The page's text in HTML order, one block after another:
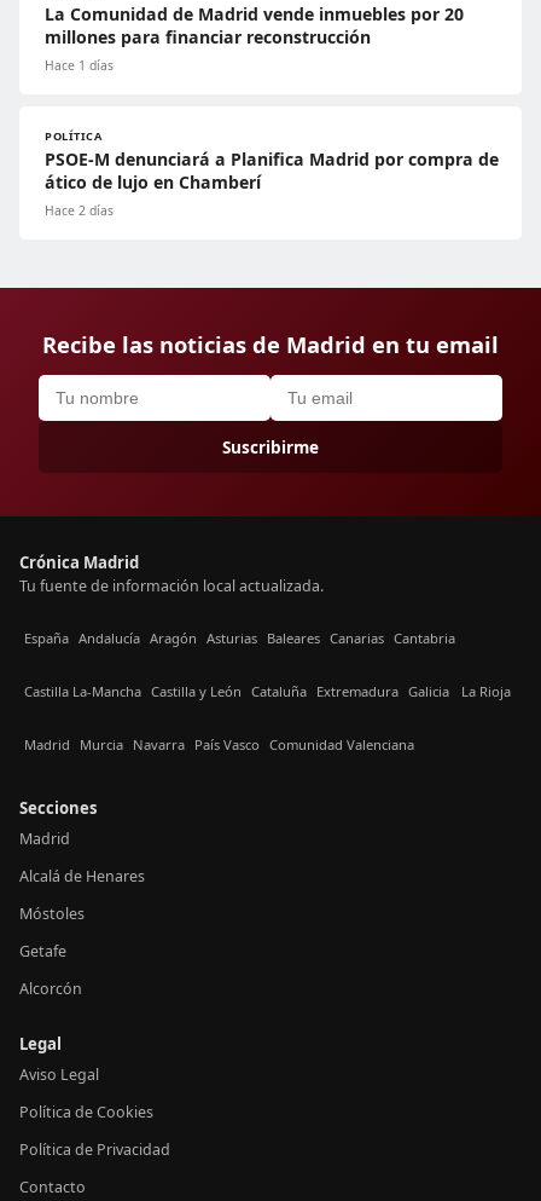
La Comunidad de Madrid vende inmuebles por 20
millones para financiar reconstrucción
Hace 1 días
POLÍTICA
PSOE-M denunciará a Planifica Madrid por compra de
ático de lujo en Chamberí
Hace 2 días
Recibe las noticias de Madrid en tu email
Suscribirme
Crónica Madrid
Tu fuente de información local actualizada.
España Andalucía Aragón Asturias Baleares Canarias Cantabria
Castilla La-Mancha Castilla y León Cataluña Extremadura Galicia La Rioja
Madrid Murcia Navarra País Vasco Comunidad Valenciana
Secciones
Madrid
Alcalá de Henares
Móstoles
Getafe
Alcorcón
Legal
Aviso Legal
Política de Cookies
Política de Privacidad
Contacto